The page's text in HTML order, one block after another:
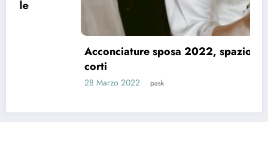
Acconciature sposa 2022, spazio ai capelli
pask